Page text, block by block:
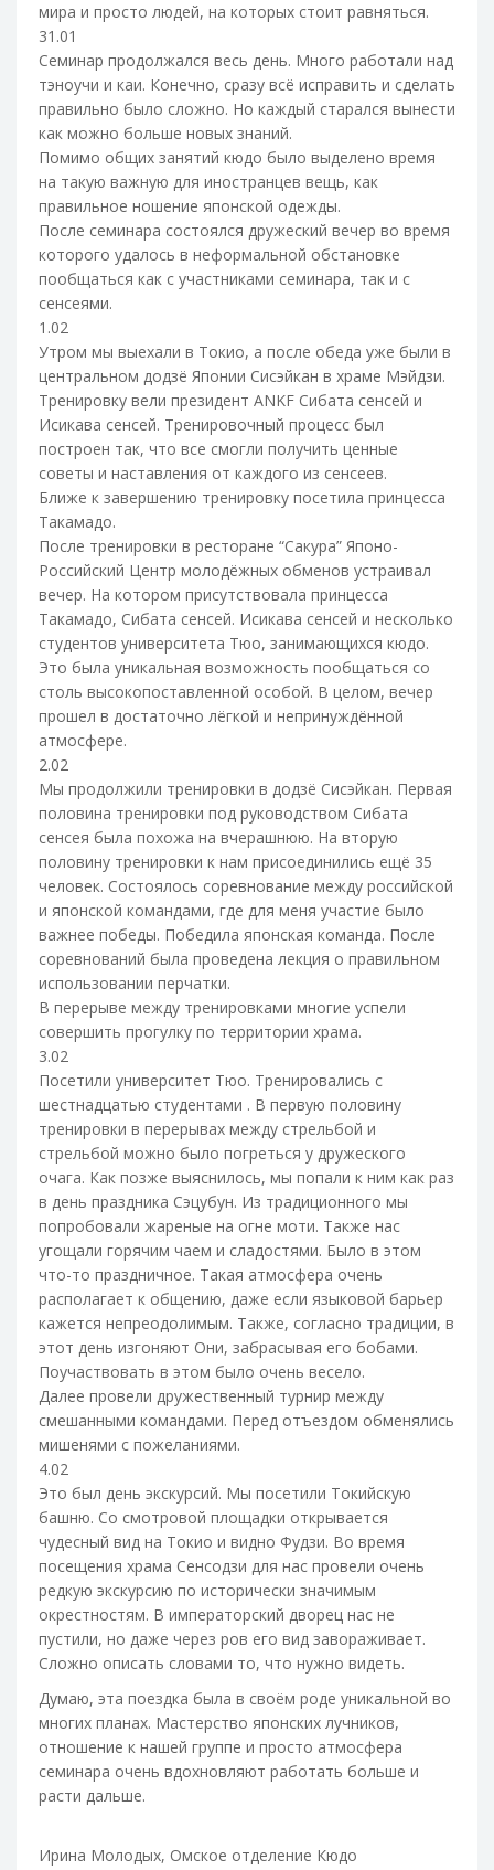
мира и просто людей, на которых стоит равняться.
31.01
Семинар продолжался весь день. Много работали над
тэноучи и каи. Конечно, сразу всё исправить и сделать
правильно было сложно. Но каждый старался вынести
как можно больше новых знаний.
Помимо общих занятий кюдо было выделено время
на такую важную для иностранцев вещь, как
правильное ношение японской одежды.
После семинара состоялся дружеский вечер во время
которого удалось в неформальной обстановке
пообщаться как с участниками семинара, так и с
сенсеями.
1.02
Утром мы выехали в Токио, а после обеда уже были в
центральном додзё Японии Сисэйкан в храме Мэйдзи.
Тренировку вели президент ANKF Сибата сенсей и
Исикава сенсей. Тренировочный процесс был
построен так, что все смогли получить ценные
советы и наставления от каждого из сенсеев.
Ближе к завершению тренировку посетила принцесса
Такамадо.
После тренировки в ресторане “Сакура” Японо­-
Российский Центр молодёжных обменов устраивал
вечер. На котором присутствовала принцесса
Такамадо, Сибата сенсей. Исикава сенсей и несколько
студентов университета Тюо, занимающихся кюдо.
Это была уникальная возможность пообщаться со
столь высокопоставленной особой. В целом, вечер
прошел в достаточно лёгкой и непринуждённой
атмосфере.
2.02
Мы продолжили тренировки в додзё Сисэйкан. Первая
половина тренировки под руководством Сибата
сенсея была похожа на вчерашнюю. На вторую
половину тренировки к нам присоединились ещё 35
человек. Состоялось соревнование между российской
и японской командами, где для меня участие было
важнее победы. Победила японская команда. После
соревнований была проведена лекция о правильном
использовании перчатки.
В перерыве между тренировками многие успели
совершить прогулку по территории храма.
3.02
Посетили университет Тюо. Тренировались с
шестнадцатью студентами . В первую половину
тренировки в перерывах между стрельбой и
стрельбой можно было погреться у дружеского
очага. Как позже выяснилось, мы попали к ним как раз
в день праздника Сэцубун. Из традиционного мы
попробовали жареные на огне моти. Также нас
угощали горячим чаем и сладостями. Было в этом
что-­то праздничное. Такая атмосфера очень
располагает к общению, даже если языковой барьер
кажется непреодолимым. Также, согласно традиции, в
этот день изгоняют Они, забрасывая его бобами.
Поучаствовать в этом было очень весело.
Далее провели дружественный турнир между
смешанными командами. Перед отъездом обменялись
мишенями с пожеланиями.
4.02
Это был день экскурсий. Мы посетили Токийскую
башню. Со смотровой площадки открывается
чудесный вид на Токио и видно Фудзи. Во время
посещения храма Сенсодзи для нас провели очень
редкую экскурсию по исторически значимым
окрестностям. В императорский дворец нас не
пустили, но даже через ров его вид завораживает.
Сложно описать словами то, что нужно видеть.
Думаю, эта поездка была в своём роде уникальной во
многих планах. Мастерство японских лучников,
отношение к нашей группе и просто атмосфера
семинара очень вдохновляют работать больше и
расти дальше.
Ирина Молодых, Омское отделение Кюдо